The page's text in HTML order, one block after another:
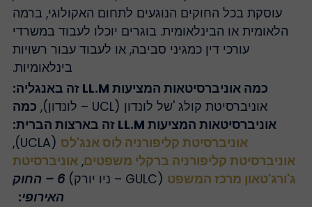
עוסקת בכל החוקים הנוגעים לתחום האקולוגי, ברמה
הלאומית או הבינלאומית. בוגרים יוכלו לעבוד במשרדי
עורכי דין כמגיני סביבה, או לעבוד עבור רשויות
בינלאומיות.
כמה אוניברסיטאות המציעות LL.M זה באנגליה:
אוניברסיטת קולג 'של לונדון (UCL – לונדון),
כמה
אוניברסיטאות המציעות LL.M זה בארצות הברית:
אוניברסיטת קליפורניה לוס אנג'לס(UCLA),
אוניברסיטת קליפורניה ברקלי משפטים,אוניברסיטת
ג'ורג'טאון מרכז המשפט(GULC – ניו יורק)
6 – החוק
האירופי: